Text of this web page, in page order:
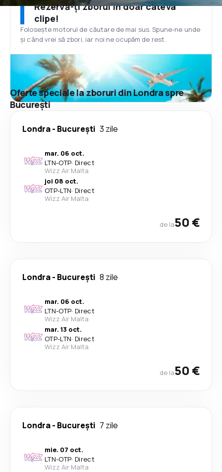
Rezervă-ți zborul în doar câteva
clipe!
Folosește motorul de căutare de mai sus. Spune-ne unde
și când vrei să zbori, iar noi ne ocupăm de rest.
Oferte speciale la zboruri din Londra spre
București
Londra- București 3 zile
mar. 06 oct.
LTN-OTP· Direct
Wizz Air Malta
joi 08 oct.
OTP-LTN· Direct
Wizz Air Malta
de la50 €
Londra- București 8 zile
mar. 06 oct.
LTN-OTP· Direct
Wizz Air Malta
mar. 13 oct.
OTP-LTN· Direct
Wizz Air Malta
de la50 €
Londra- București 7 zile
mie. 07 oct.
LTN-OTP· Direct
Wizz Air Malta